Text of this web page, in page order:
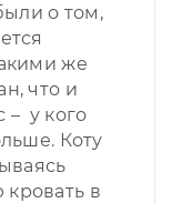
о том,
же
что и
– у кого
Коту
в